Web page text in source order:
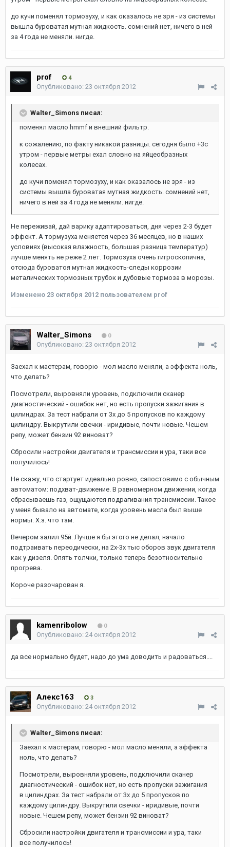
до кучи поменял тормозуху, и как оказалось не зря - из системы
вышла буроватая мутная жидкость. сомнений нет, ничего в ней
за 4 года не меняли. нигде.
prof 4
Опубликовано: 23 октября 2012
Walter_Simons писал:
поменял масло hmmf и внешний фильтр.
к сожалению, по факту никакой разницы. сегодня было +3с
утром - первые метры ехал словно на яйцеобразных
колесах.
до кучи поменял тормозуху, и как оказалось не зря - из
системы вышла буроватая мутная жидкость. сомнений нет,
ничего в ней за 4 года не меняли. нигде.
Не переживай, дай варику адаптироваться, дня через 2-3 будет
эффект. А тормузуха меняется через 36 месяцев, но в наших
условиях (высокая влажность, большая разница температур)
лучше менять не реже 2 лет. Тормозуха очень гигроскопична,
отсюда буроватоя мутная жидкость-следы коррозии
металических тормозных трубок и дубовые тормоза в морозы.
Изменено 23 октября 2012 пользователем prof
Walter_Simons 0
Опубликовано: 23 октября 2012
Заехал к мастерам, говорю - мол масло меняли, а эффекта ноль,
что делать?
Посмотрели, выровняли уровень, подключили сканер
диагностический - ошибок нет, но есть пропуски зажигания в
цилиндрах. За тест набрали от 3х до 5 пропусков по каждому
цилиндру. Выкрутили свечки - иридивые, почти новые. Чешем
репу, может бензин 92 виноват?
Сбросили настройки двигателя и трансмиссии и ура, таки все
получилось!
Не скажу, что стартует идеально ровно, сапостовимо с обычным
автоматом: подхват-движение. В равномерном движении, когда
сбрасываешь газ, ощущаются подрагивания трансмиссии. Такое
у меня бывало на автомате, когда уровень масла был выше
нормы. Х.з. что там.
Вечером залил 95й. Лучше я бы этого не делал, начало
подтраивать переодически, на 2х-3х тыс оборов звук двигателя
как у дизеля. Опять толчки, только теперь безотносительно
прогрева.
Короче разочарован я.
kamenribolow 0
Опубликовано: 24 октября 2012
да все нормально будет, надо до ума доводить и радоваться....
Алекс163 3
Опубликовано: 24 октября 2012
Walter_Simons писал:
Заехал к мастерам, говорю - мол масло меняли, а эффекта
ноль, что делать?
Посмотрели, выровняли уровень, подключили сканер
диагностический - ошибок нет, но есть пропуски зажигания
в цилиндрах. За тест набрали от 3х до 5 пропусков по
каждому цилиндру. Выкрутили свечки - иридивые, почти
новые. Чешем репу, может бензин 92 виноват?
Сбросили настройки двигателя и трансмиссии и ура, таки
все получилось!